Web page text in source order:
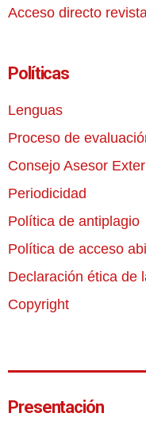
Acceso directo
Políticas
Lenguas
Proceso de
Consejo Asesor
Periodicidad
Política de antiplagio
Política de acceso
Declaración ética de
Copyright
Presentación